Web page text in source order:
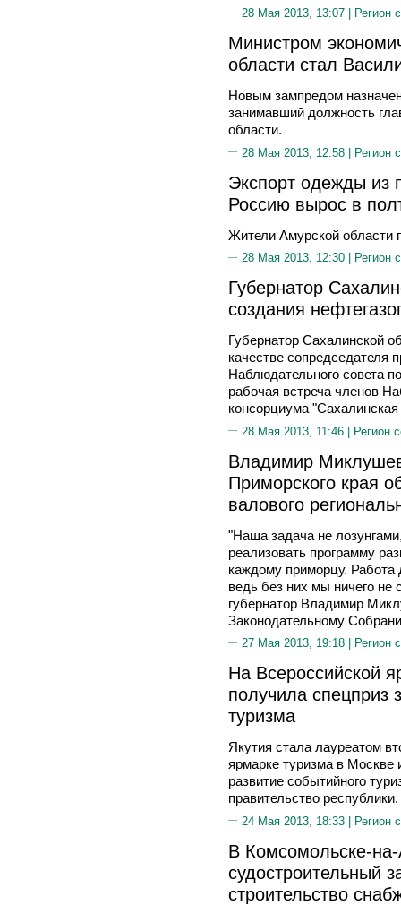
28 Мая 2013, 13:07 | Регион
Министром
области стал
Новым зампредом
занимавший должность
области.
28 Мая 2013, 12:58 | Регион
Экспорт одежды из
Россию вырос в
Жители Амурской области
28 Мая 2013, 12:30 | Регион
Губернатор
создания
Губернатор Сахалинской
качестве сопредседателя
Наблюдательного совета
рабочая встреча членов
консорциума
28 Мая 2013, 11:46 | Регион
Владимир
Приморского края
валового
"Наша задача не
реализовать программу
каждому приморцу.
ведь без них мы ничего не
губернатор Владимир
Законодательному
27 Мая 2013, 19:18 | Регион
На Всероссийской
получила спецприз
туризма
Якутия стала лауреатом
ярмарке туризма в
развитие событийного
правительство республики.
24 Мая 2013, 18:33 | Регион
В Комсомольске-
судостроительный
строительство